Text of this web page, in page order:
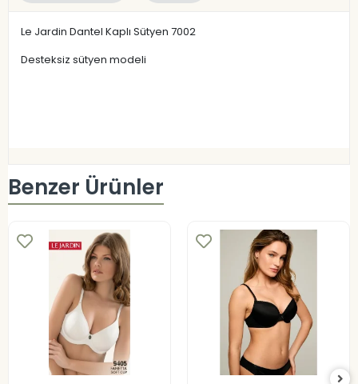
Le Jardin Dantel Kaplı Sütyen 7002
Desteksiz sütyen modeli
Benzer Ürünler